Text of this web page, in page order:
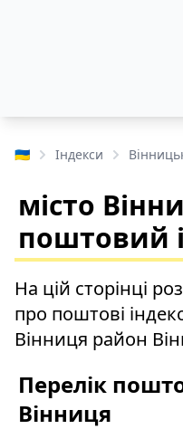
🇺🇦 Індекси
місто
поштовий
На цій сторінці
про поштові
Вінниця район
Перелік
Вінниця